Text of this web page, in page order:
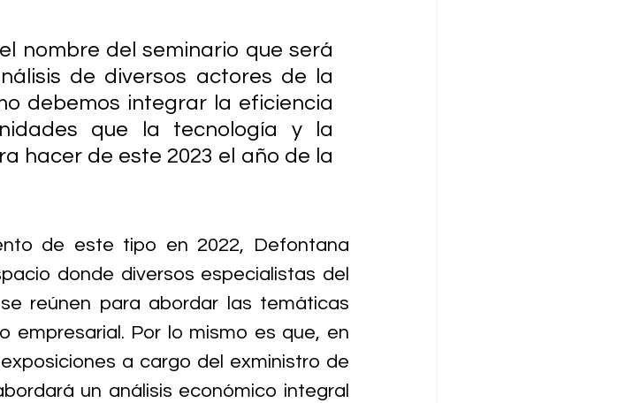
nombre del seminario que será
de diversos actores de la
debemos integrar la eficiencia
que la tecnología y la
hacer de este 2023 el año de la
de este tipo en 2022, Defontana
donde diversos especialistas del
reúnen para abordar las temáticas
empresarial. Por lo mismo es que, en
a cargo del exministro de
un análisis económico integral